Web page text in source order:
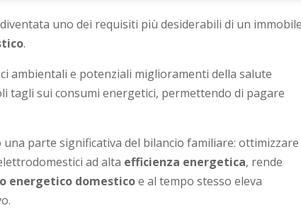
uno dei requisiti più desiderabili di un
.
ambientali e potenziali miglioramenti della salute
tagli sui consumi energetici, permettendo di pagare
parte significativa del bilancio familiare: ottimizzare
ad alta efficienza energetica, rende
energetico domesticoe al tempo stesso eleva